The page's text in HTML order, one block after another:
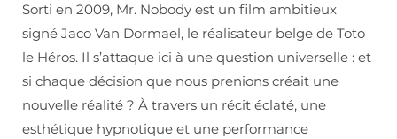
Sorti en 2009, Mr. Nobody est un film ambitieux
signé Jaco Van Dormael, le réalisateur belge de Toto
le Héros. Il s’attaque ici à une question universelle : et
si chaque décision que nous prenions créait une
nouvelle réalité ? À travers un récit éclaté, une
esthétique hypnotique et une performance